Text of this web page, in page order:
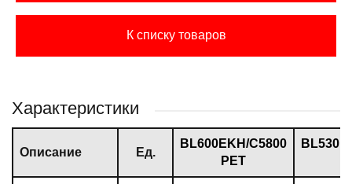
К списку товаров
Характеристики
Описание Ед.
ВL600EKH/C5800
PET